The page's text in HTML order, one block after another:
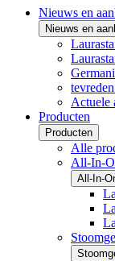
Nieuws en
Nieuws en
Actuele
Producten
Producten
Alle
All-In-
All-In-